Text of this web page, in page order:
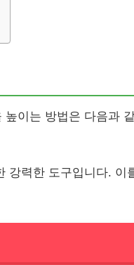
높이는 방법은 다음과
강력한 도구입니다.